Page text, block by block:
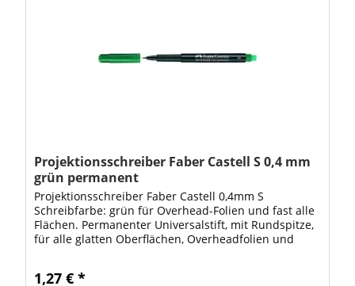
Projektionsschreiber Faber Castell S 0,4 mm
grün permanent
Projektionsschreiber Faber Castell 0,4mm S
Schreibfarbe: grün für Overhead-Folien und fast alle
Flächen. Permanenter Universalstift, mit Rundspitze,
für alle glatten Oberflächen, Overheadfolien und
1,27 € *